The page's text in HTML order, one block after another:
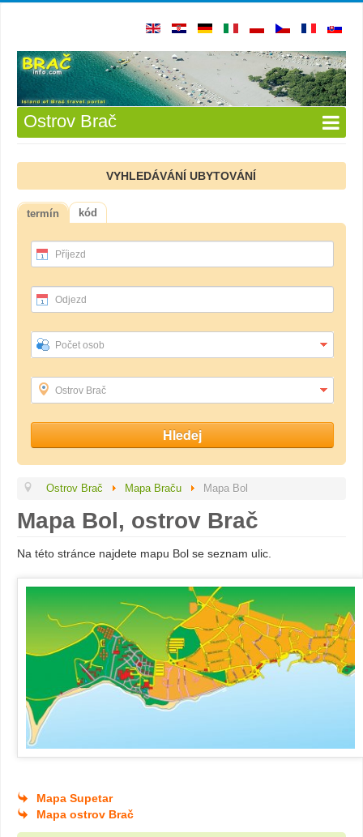
Ostrov Brač
VYHLEDÁVÁNÍ UBYTOVÁNÍ
termín kód
Příjezd
Odjezd
Počet osob
Ostrov Brač
Ostrov Brač Mapa Braču Mapa Bol
Mapa Bol, ostrov Brač
Na této stránce najdete mapu Bol se seznam ulic.
Mapa Supetar
Mapa ostrov Brač